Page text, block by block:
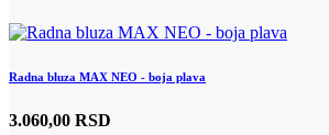
Radna bluza MAX NEO - boja plava
3.060,00 RSD